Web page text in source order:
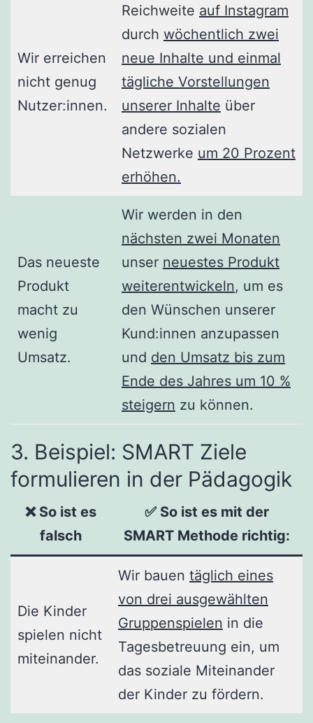
Wir erreichen
nicht genug
Nutzer:innen.
Reichweite auf Instagram
durch wöchentlich zwei
neue Inhalte und einmal
tägliche Vorstellungen
unserer Inhalte über
andere sozialen
Netzwerke um 20 Prozent
erhöhen.
Das neueste
Produkt
macht zu
wenig
Umsatz.
Wir werden in den
nächsten zwei Monaten
unser neuestes Produkt
weiterentwickeln, um es
den Wünschen unserer
Kund:innen anzupassen
und den Umsatz bis zum
Ende des Jahres um 10 %
steigern zu können.
3. Beispiel: SMART Ziele
formulieren in der Pädagogik
❌ So ist es
falsch
✅ So ist es mit der
SMART Methode richtig:
Die Kinder
spielen nicht
miteinander.
Wir bauen täglich eines
von drei ausgewählten
Gruppenspielen in die
Tagesbetreuung ein, um
das soziale Miteinander
der Kinder zu fördern.